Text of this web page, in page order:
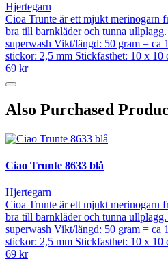
Hjertegarn
Cioa Trunte är ett mjukt merinogarn
bra till barnkläder och tunna
superwash Vikt/längd: 50 gram = ca
stickor: 2,5 mm Stickfasthet: 10 x
69 kr
Also Purchased
Ciao Trunte 8633 blå
Hjertegarn
Cioa Trunte är ett mjukt merinogarn
bra till barnkläder och tunna
superwash Vikt/längd: 50 gram = ca
stickor: 2,5 mm Stickfasthet: 10 x
69 kr